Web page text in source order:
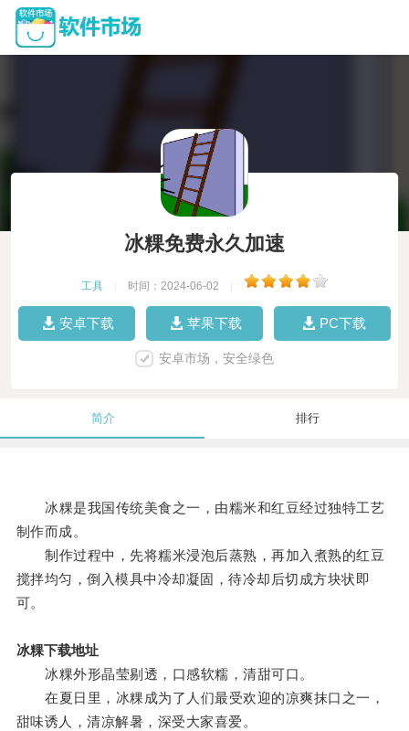
冰粿免费永久加速
工具 时间：2024-06-02
安卓下载 苹果下载 PC下载
安卓市场，安全绿色
简介 排行
冰粿是我国传统美食之一，由糯米和红豆经过独特工艺
制作而成。
制作过程中，先将糯米浸泡后蒸熟，再加入煮熟的红豆
搅拌均匀，倒入模具中冷却凝固，待冷却后切成方块状即
可。
冰粿下载地址
冰粿外形晶莹剔透，口感软糯，清甜可口。
在夏日里，冰粿成为了人们最受欢迎的凉爽抹口之一，
甜味诱人，清凉解暑，深受大家喜爱。